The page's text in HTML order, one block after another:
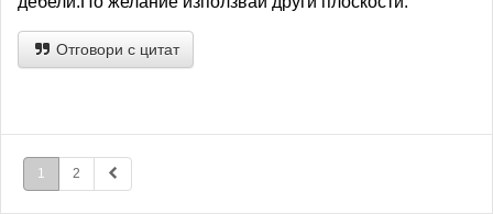
Отговори с цитат
1 2